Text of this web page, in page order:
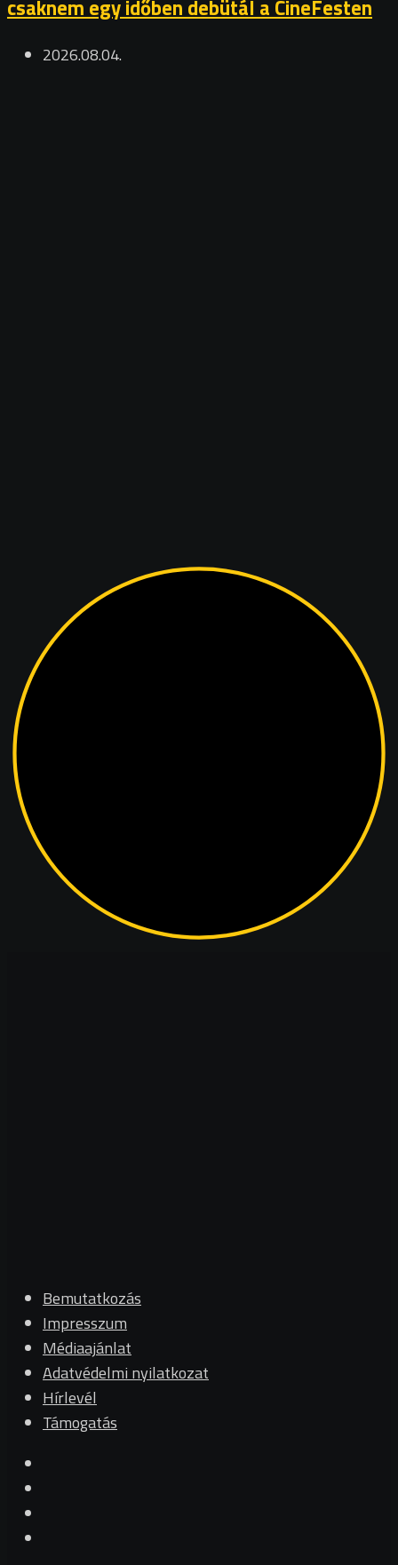
csaknem egy időben debütál a CineFesten
2026.08.04.
Bemutatkozás
Impresszum
Médiaajánlat
Adatvédelmi nyilatkozat
Hírlevél
Támogatás